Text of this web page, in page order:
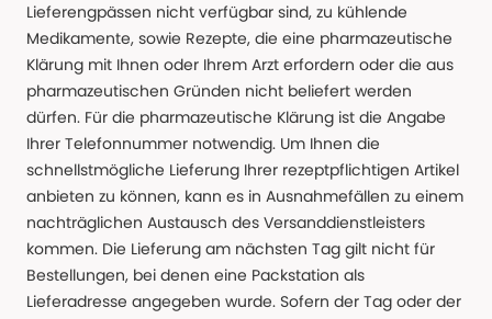
Lieferengpässen nicht verfügbar sind, zu kühlende
Medikamente, sowie Rezepte, die eine pharmazeutische
Klärung mit Ihnen oder Ihrem Arzt erfordern oder die aus
pharmazeutischen Gründen nicht beliefert werden
dürfen. Für die pharmazeutische Klärung ist die Angabe
Ihrer Telefonnummer notwendig. Um Ihnen die
schnellstmögliche Lieferung Ihrer rezeptpflichtigen Artikel
anbieten zu können, kann es in Ausnahmefällen zu einem
nachträglichen Austausch des Versanddienstleisters
kommen. Die Lieferung am nächsten Tag gilt nicht für
Bestellungen, bei denen eine Packstation als
Lieferadresse angegeben wurde. Sofern der Tag oder der